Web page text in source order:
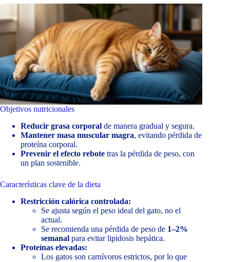
Objetivos nutricionales
Reducir grasa corporal de manera gradual y segura.
Mantener masa muscular magra, evitando pérdida de
proteína corporal.
Prevenir el efecto rebote tras la pérdida de peso, con
un plan sostenible.
Características clave de la dieta
Restricción calórica controlada:
Se ajusta según el peso ideal del gato, no el
actual.
Se recomienda una pérdida de peso de 1–2%
semanal para evitar lipidosis hepática.
Proteínas elevadas:
Los gatos son carnívoros estrictos, por lo que